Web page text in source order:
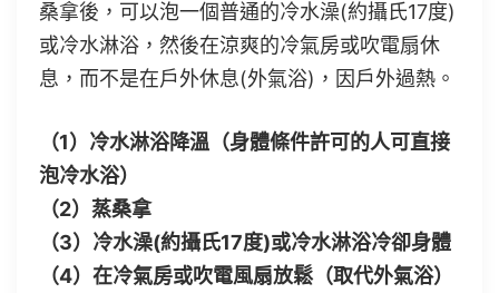
桑拿後，可以泡一個普通的冷水澡(約攝氏17度)
或冷水淋浴，然後在涼爽的冷氣房或吹電扇休
息，而不是在戶外休息(外氣浴)，因戶外過熱。
（1）冷水淋浴降溫（身體條件許可的人可直接
泡冷水浴）
（2）蒸桑拿
（3）冷水澡(約攝氏17度)或冷水淋浴冷卻身體
（4）在冷氣房或吹電風扇放鬆（取代外氣浴）